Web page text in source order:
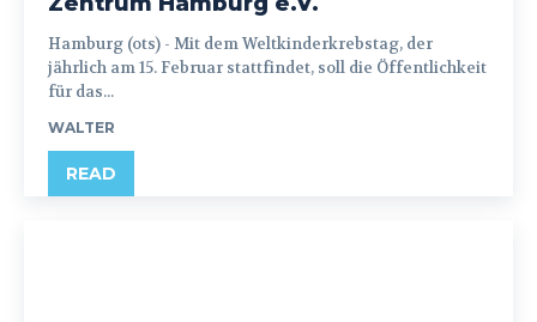
Hamburg (ots) - Mit dem Weltkinderkrebstag, der
jährlich am 15. Februar stattfindet, soll die Öffentlichkeit
für das...
WALTER
READ